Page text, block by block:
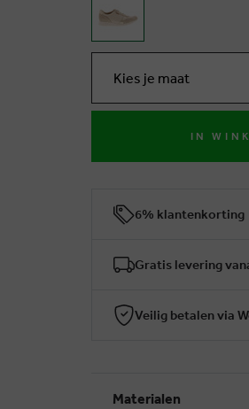
Kies je maat
IN
6% klantenkorting
Gratis levering
Veilig betalen via
Materialen